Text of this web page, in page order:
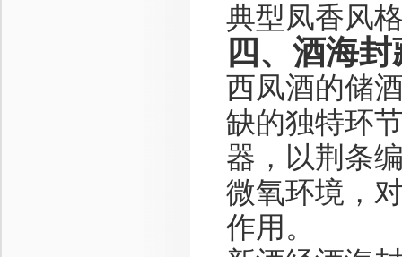
典型凤香风
四、酒海
西凤酒的储
缺的独特环
器，以荆条
微氧环境，
作用。